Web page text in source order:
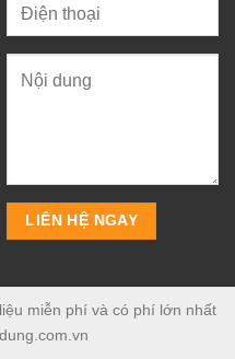
miễn phí và có phí lớn nhất